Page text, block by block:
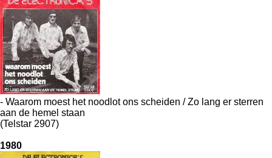
- Waarom moest het noodlot ons scheiden / Zo lang er sterren
aan de hemel staan
(Telstar 2907)
1980